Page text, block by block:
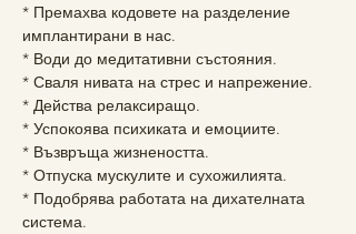
* Премахва кодовете на разделение
имплантирани в нас.
* Води до медитативни състояния.
* Сваля нивата на стрес и напрежение.
* Действа релаксиращо.
* Успокоява психиката и емоциите.
* Възвръща жизнеността.
* Отпуска мускулите и сухожилията.
* Подобрява работата на дихателната
система.